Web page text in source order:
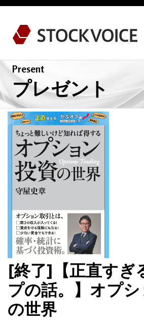
Present
プレゼント
[終了]【正直すぎ
プの話。】オプ
の世界